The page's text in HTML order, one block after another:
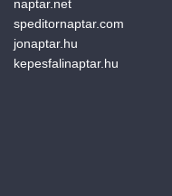
naptar.net
speditornaptar.com
jonaptar.hu
kepesfalinaptar.hu